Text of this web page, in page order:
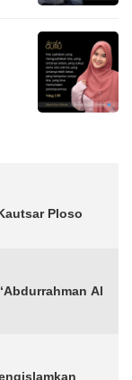
Ploso
Al